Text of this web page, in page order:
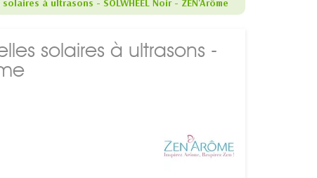
à ultrasons - SOLWHEEL Noir - ZEN'Arôme
solaires à ultrasons -